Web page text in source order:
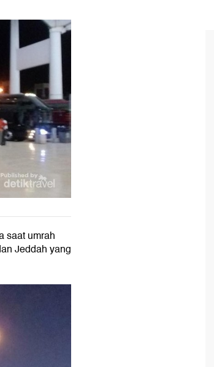
saat umrah
Jeddah yang